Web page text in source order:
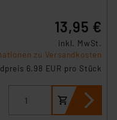
13,95 €
inkl. MwSt.
zu Versandkosten
6.98 EUR pro Stück